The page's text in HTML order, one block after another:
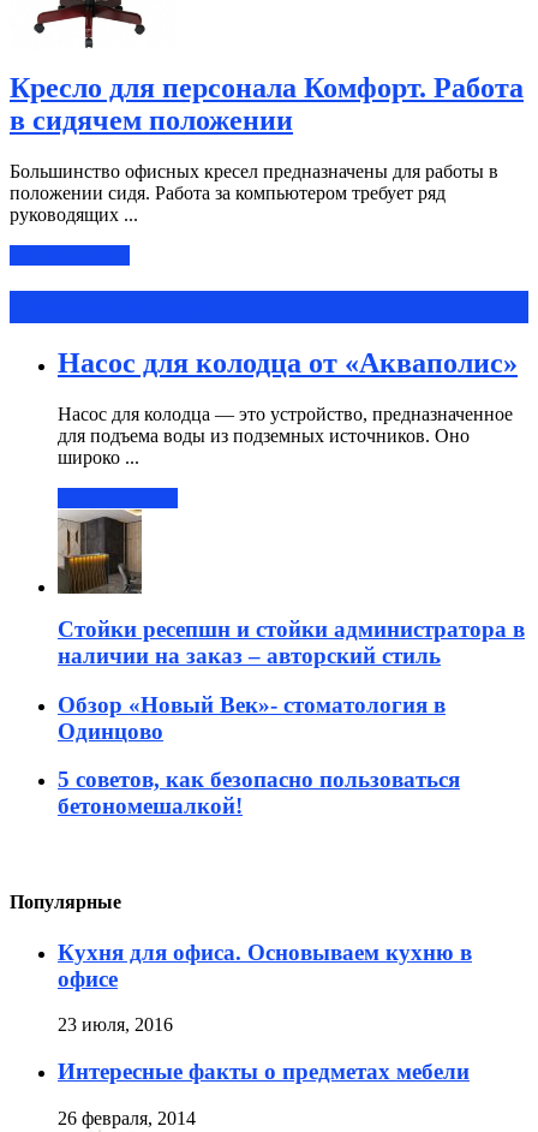
Кресло для персонала Комфорт. Работа
в сидячем положении
Большинство офисных кресел предназначены для работы в
положении сидя. Работа за компьютером требует ряд
руководящих ...
Насос для колодца от «Акваполис»
Насос для колодца — это устройство, предназначенное
для подъема воды из подземных источников. Оно
широко ...
Стойки ресепшн и стойки администратора в
наличии на заказ – авторский стиль
Обзор «Новый Век»- стоматология в
Одинцово
5 советов, как безопасно пользоваться
бетономешалкой!
Популярные
Кухня для офиса. Основываем кухню в
офисе
23 июля, 2016
Интересные факты о предметах мебели
26 февраля, 2014